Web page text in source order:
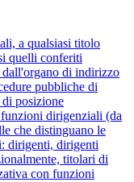
a qualsiasi titolo
quelli conferiti
dall'organo di indirizzo
pubbliche di
posizione
dirigenziali (da
che distinguano le
dirigenti, dirigenti
titolari di
con funzioni